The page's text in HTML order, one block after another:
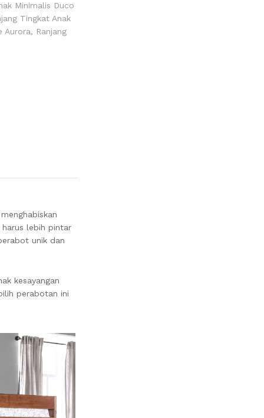
Minimalis Duco
Tingkat Anak
Aurora, Ranjang
lebih pintar
unik dan
kesayangan
perabotan ini